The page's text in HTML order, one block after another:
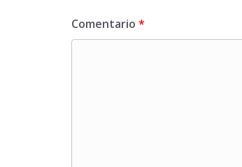
Comentario *